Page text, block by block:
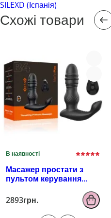
SILEXD (Іспанія)
Схожі товари
В наявності
Масажер простати з
пультом керування
B4
2893грн.